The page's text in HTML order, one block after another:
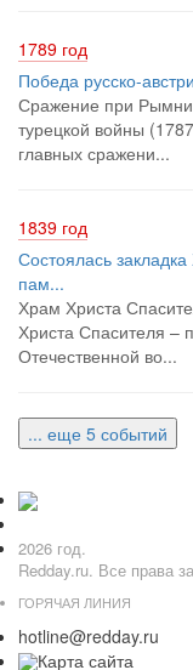
1789 год
Победа русско-
Сражение при
турецкой войны
главных сражени...
1839 год
Состоялась
пам...
Храм Христа
Христа Спасителя –
Отечественной во...
... еще 5 событий
2026 год.
Redday.ru. Все права
ГОРЯЧАЯ ЛИНИЯ
hotline@redday.ru
Карта сайта